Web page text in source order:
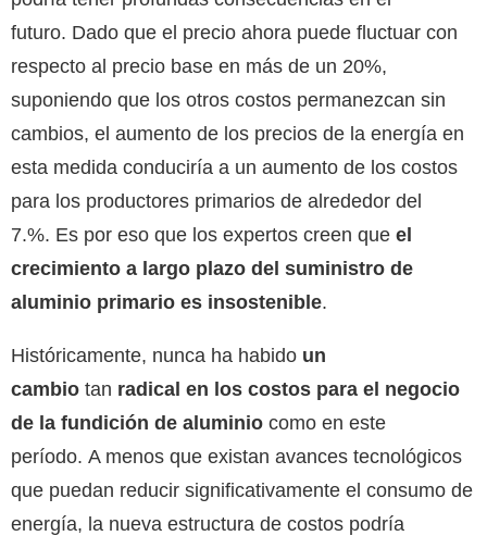
futuro. Dado que el precio ahora puede fluctuar con
respecto al precio base en más de un 20%,
suponiendo que los otros costos permanezcan sin
cambios, el aumento de los precios de la energía en
esta medida conduciría a un aumento de los costos
para los productores primarios de alrededor del
7.%. Es por eso que los expertos creen que el
crecimiento a largo plazo del suministro de
aluminio primario es insostenible.
Históricamente, nunca ha habido un
cambio tan radical en los costos para el negocio
de la fundición de aluminio como en este
período. A menos que existan avances tecnológicos
que puedan reducir significativamente el consumo de
energía, la nueva estructura de costos podría